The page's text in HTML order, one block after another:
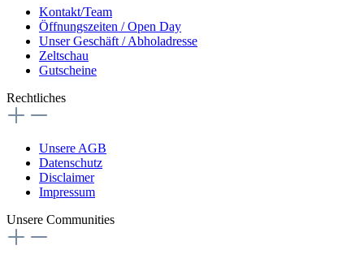
Kontakt/Team
Öffnungszeiten / Open Day
Unser Geschäft / Abholadresse
Zeltschau
Gutscheine
Rechtliches
Unsere AGB
Datenschutz
Disclaimer
Impressum
Unsere Communities